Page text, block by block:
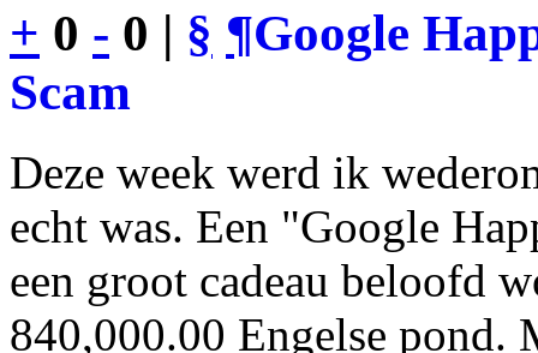
+ 0 - 0 | § ¶Google
Scam
Deze week werd ik
echt was. Een "Google
een groot cadeau beloofd
840,000.00 Engelse pond.